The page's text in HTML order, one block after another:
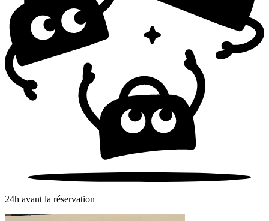
24h avant la réservation